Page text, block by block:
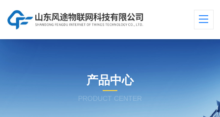
产品中心
PRODUCT CENTER